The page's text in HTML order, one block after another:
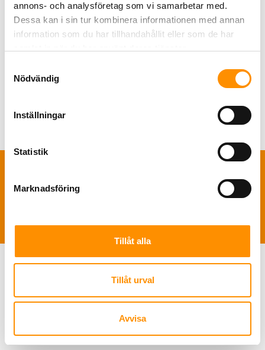
annons- och analysföretag som vi samarbetar med.
Dessa kan i sin tur kombinera informationen med annan
information som du har tillhandahållit eller som de har
Nödvändig
Inställningar
Statistik
Marknadsföring
Tillåt alla
Tillåt urval
Avvisa
TNS Sverige AB | Polis Larssonsväg 61 SE-21853 Klagshamn |
+46 722